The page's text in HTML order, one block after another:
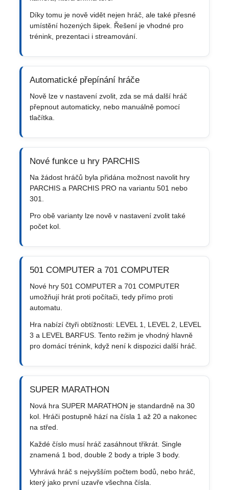
Díky tomu je nově vidět nejen hráč, ale také přesné
umístění hozených šipek. Řešení je vhodné pro
trénink, prezentaci i streamování.
Automatické přepínání hráče
Nově lze v nastavení zvolit, zda se má další hráč
přepnout automaticky, nebo manuálně pomocí
tlačítka.
Nové funkce u hry PARCHIS
Na žádost hráčů byla přidána možnost navolit hry
PARCHIS a PARCHIS PRO na variantu 501 nebo
301.
Pro obě varianty lze nově v nastavení zvolit také
počet kol.
501 COMPUTER a 701 COMPUTER
Nové hry 501 COMPUTER a 701 COMPUTER
umožňují hrát proti počítači, tedy přímo proti
automatu.
Hra nabízí čtyři obtížnosti: LEVEL 1, LEVEL 2, LEVEL
3 a LEVEL BARFUS. Tento režim je vhodný hlavně
pro domácí trénink, když není k dispozici další hráč.
SUPER MARATHON
Nová hra SUPER MARATHON je standardně na 30
kol. Hráči postupně hází na čísla 1 až 20 a nakonec
na střed.
Každé číslo musí hráč zasáhnout třikrát. Single
znamená 1 bod, double 2 body a triple 3 body.
Vyhrává hráč s nejvyšším počtem bodů, nebo hráč,
který jako první uzavře všechna čísla.